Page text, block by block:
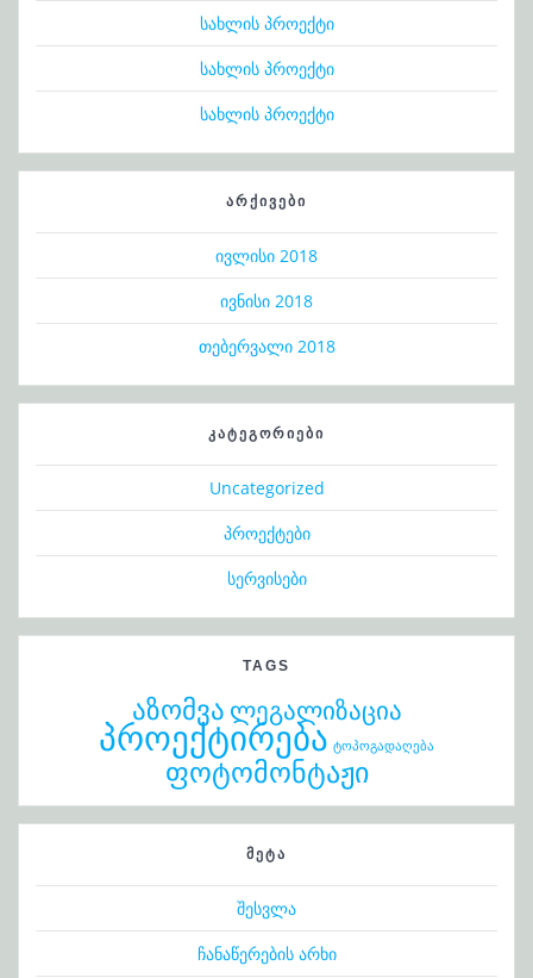
სახლის პროექტი
სახლის პროექტი
სახლის პროექტი
ᲐᲠᲥᲘᲕᲔᲑᲘ
ივლისი 2018
ივნისი 2018
თებერვალი 2018
ᲙᲐᲢᲔᲒᲝᲠᲘᲔᲑᲘ
Uncategorized
პროექტები
სერვისები
TAGS
აზომვა ლეგალიზაცია
პროექტირება ტოპოგადაღება
ფოტომონტაჟი
ᲛᲔᲢᲐ
შესვლა
ჩანაწერების არხი